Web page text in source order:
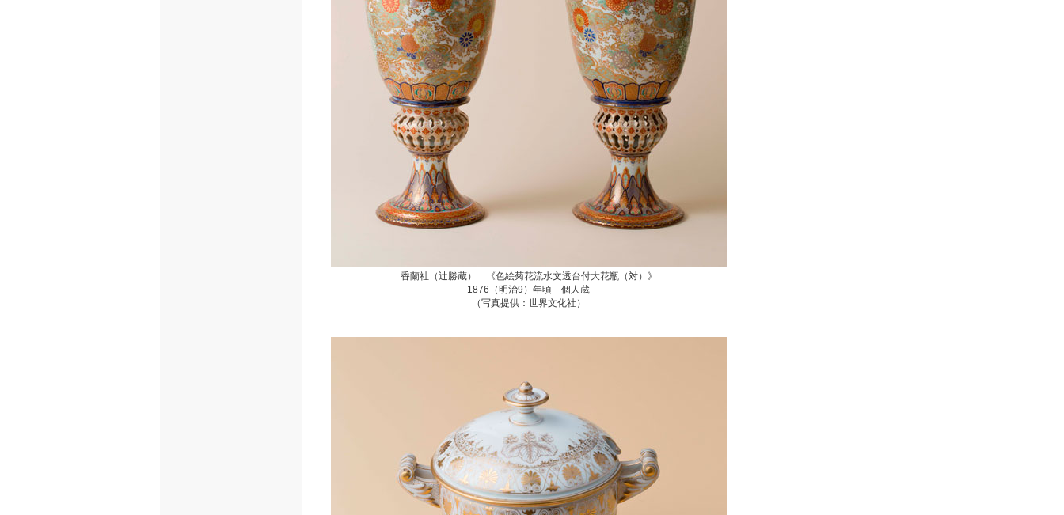
香蘭社（辻勝蔵） 《色絵菊花流水文透台付大花瓶（対）》
1876（明治9）年頃 個人蔵
（写真提供：世界文化社）